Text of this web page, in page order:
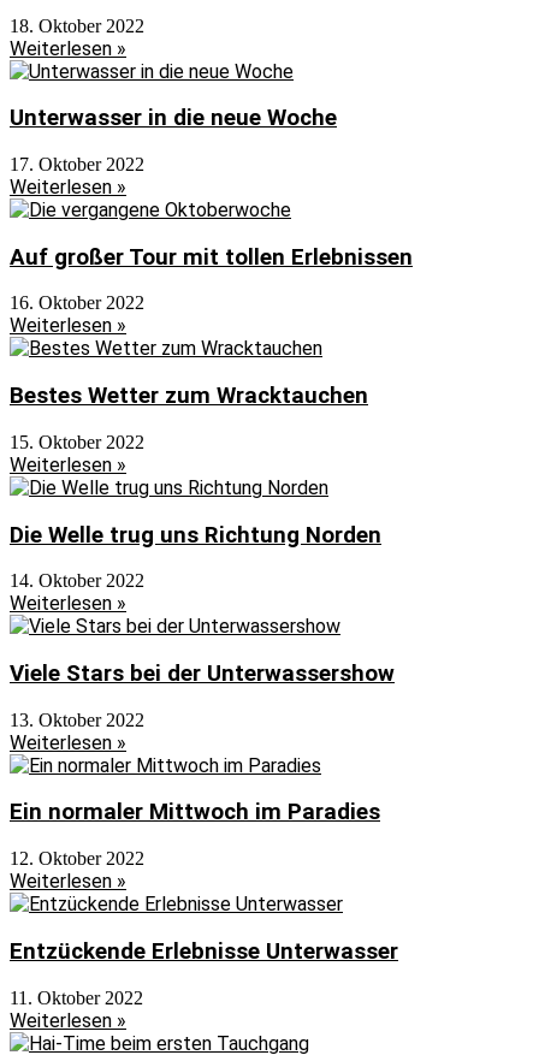
18. Oktober 2022
Weiterlesen »
Unterwasser in die neue Woche
17. Oktober 2022
Weiterlesen »
Auf großer Tour mit tollen Erlebnissen
16. Oktober 2022
Weiterlesen »
Bestes Wetter zum Wracktauchen
15. Oktober 2022
Weiterlesen »
Die Welle trug uns Richtung Norden
14. Oktober 2022
Weiterlesen »
Viele Stars bei der Unterwassershow
13. Oktober 2022
Weiterlesen »
Ein normaler Mittwoch im Paradies
12. Oktober 2022
Weiterlesen »
Entzückende Erlebnisse Unterwasser
11. Oktober 2022
Weiterlesen »